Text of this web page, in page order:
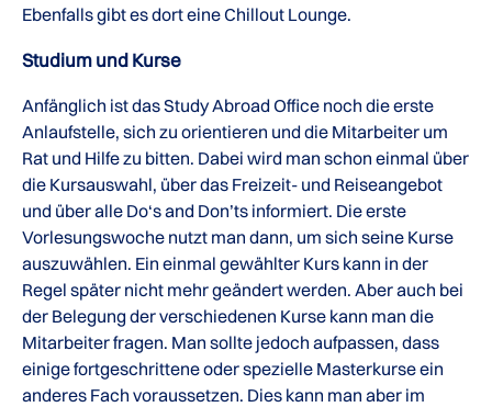
Ebenfalls gibt es dort eine Chillout Lounge.
Studium und Kurse
Anfänglich ist das Study Abroad Office noch die erste
Anlaufstelle, sich zu orientieren und die Mitarbeiter um
Rat und Hilfe zu bitten. Dabei wird man schon einmal über
die Kursauswahl, über das Freizeit- und Reiseangebot
und über alle Do‘s and Don’ts informiert. Die erste
Vorlesungswoche nutzt man dann, um sich seine Kurse
auszuwählen. Ein einmal gewählter Kurs kann in der
Regel später nicht mehr geändert werden. Aber auch bei
der Belegung der verschiedenen Kurse kann man die
Mitarbeiter fragen. Man sollte jedoch aufpassen, dass
einige fortgeschrittene oder spezielle Masterkurse ein
anderes Fach voraussetzen. Dies kann man aber im